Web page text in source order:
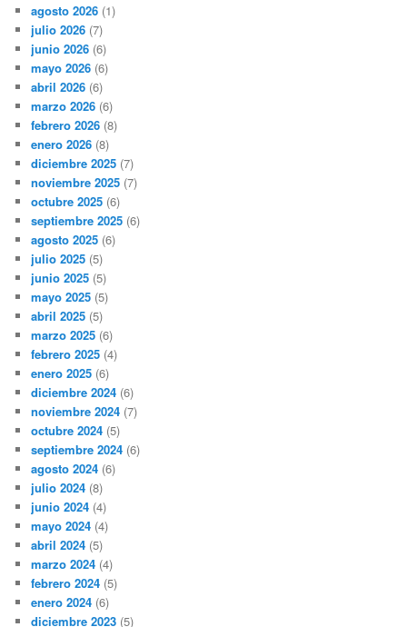
agosto 2026 (1)
julio 2026 (7)
junio 2026 (6)
mayo 2026 (6)
abril 2026 (6)
marzo 2026 (6)
febrero 2026 (8)
enero 2026 (8)
diciembre 2025 (7)
noviembre 2025 (7)
octubre 2025 (6)
septiembre 2025 (6)
agosto 2025 (6)
julio 2025 (5)
junio 2025 (5)
mayo 2025 (5)
abril 2025 (5)
marzo 2025 (6)
febrero 2025 (4)
enero 2025 (6)
diciembre 2024 (6)
noviembre 2024 (7)
octubre 2024 (5)
septiembre 2024 (6)
agosto 2024 (6)
julio 2024 (8)
junio 2024 (4)
mayo 2024 (4)
abril 2024 (5)
marzo 2024 (4)
febrero 2024 (5)
enero 2024 (6)
diciembre 2023 (5)